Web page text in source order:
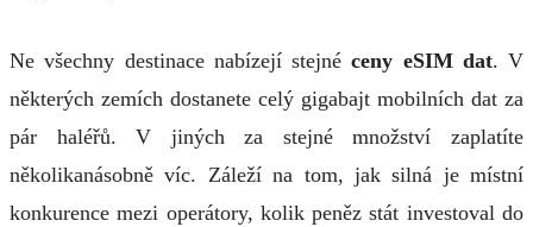
Ne všechny destinace nabízejí stejnéceny eSIM dat. V
některých zemích dostanete celý gigabajt mobilních dat za
pár haléřů. V jiných za stejné množství zaplatíte
několikanásobně víc. Záleží na tom, jak silná je místní
konkurence mezi operátory, kolik peněz stát investoval do